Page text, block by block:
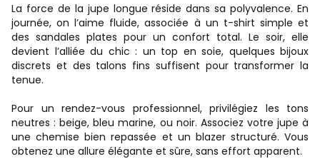
La force de la jupe longue réside dans sa polyvalence. En
journée, on l’aime fluide, associée à un t-shirt simple et
des sandales plates pour un confort total. Le soir, elle
devient l’alliée du chic : un top en soie, quelques bijoux
discrets et des talons fins suffisent pour transformer la
tenue.
Pour un rendez-vous professionnel, privilégiez les tons
neutres : beige, bleu marine, ou noir. Associez votre jupe à
une chemise bien repassée et un blazer structuré. Vous
obtenez une allure élégante et sûre, sans effort apparent.